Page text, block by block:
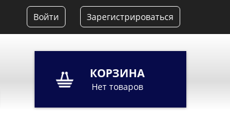
Войти Зарегистрироваться
КОРЗИНА
Нет товаров